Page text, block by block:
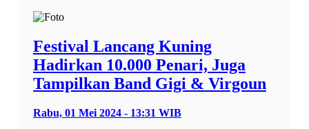
Festival Lancang Kuning
Hadirkan 10.000 Penari, Juga
Tampilkan Band Gigi & Virgoun
Rabu, 01 Mei 2024 - 13:31 WIB